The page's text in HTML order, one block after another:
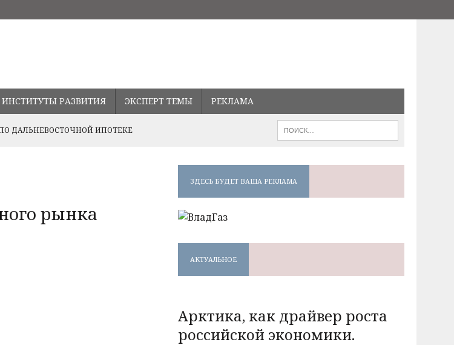
ИНСТИТУТЫ РАЗВИТИЯ ЭКСПЕРТ ТЕМЫ РЕКЛАМА
ДАЛЬНЕВОСТОЧНОЙ ИПОТЕКЕ
рынка
ЗДЕСЬ БУДЕТ ВАША РЕКЛАМА
АКТУАЛЬНОЕ
Арктика, как драйвер роста
российской экономики.